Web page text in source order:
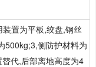
置为平板,绞盘,钢丝
500kg;3,侧防护材料为
代,后部离地高度为4